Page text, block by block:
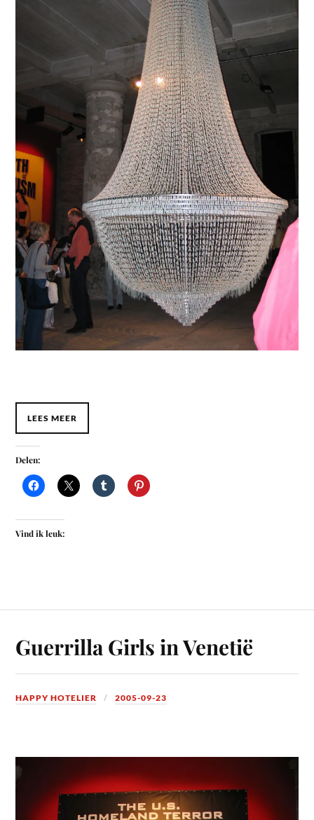
LEES MEER
Delen:
Vind ik leuk:
Guerrilla Girls in Venetië
HAPPY HOTELIER 2005-09-23